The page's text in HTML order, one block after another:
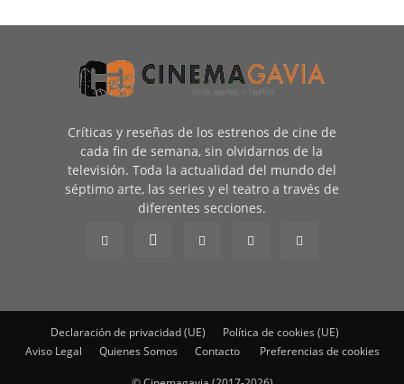
Críticas y reseñas de los estrenos de cine de
cada fin de semana, sin olvidarnos de la
televisión. Toda la actualidad del mundo del
séptimo arte, las series y el teatro a través de
diferentes secciones.
Declaración de privacidad (UE)
Política de cookies (UE)
Aviso Legal
Quienes Somos Contacto Preferencias de cookies